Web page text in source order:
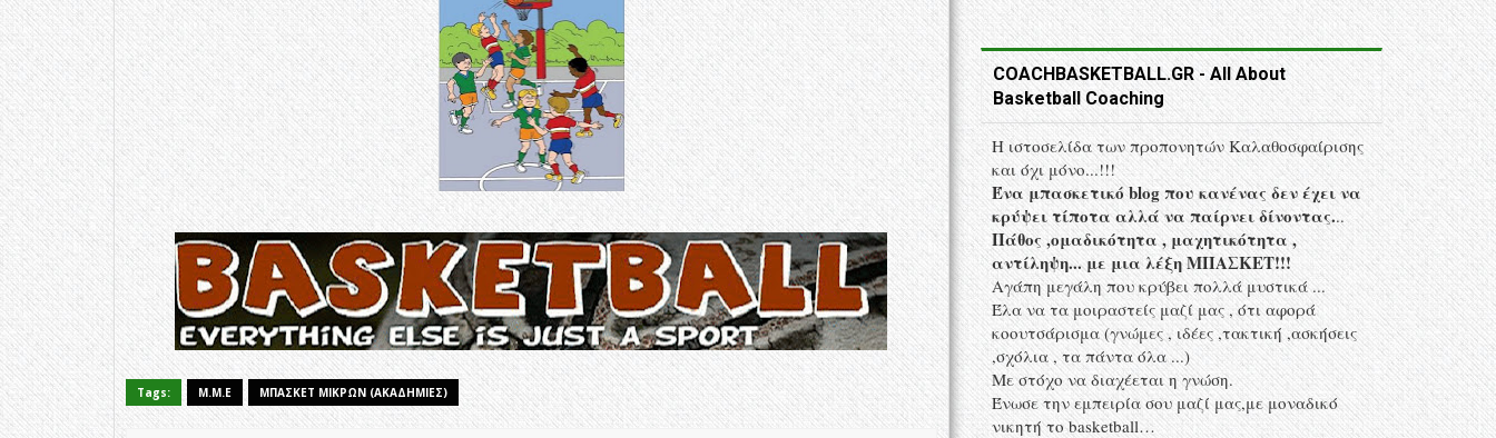
Tags: Μ.Μ.Ε ΜΠΑΣΚΕΤ ΜΙΚΡΩΝ (ΑΚΑΔΗΜΙΕΣ)
COACHBASKETBALL.GR - All About
Basketball Coaching
Η ιστοσελίδα των προπονητών Kαλαθοσφαίρισης
και όχι μόνο...!!!
Ένα μπασκετικό blog που κανένας δεν έχει να
κρύψει τίποτα αλλά να παίρνει δίνοντας...
Πάθος ,ομαδικότητα , μαχητικότητα ,
αντίληψη... με μια λέξη MΠΑΣΚΕΤ!!!
Αγάπη μεγάλη που κρύβει πολλά μυστικά ...
Έλα να τα μοιραστείς μαζί μας , ότι αφορά
κοουτσάρισμα (γνώμες , ιδέες ,τακτική ,ασκήσεις
,σχόλια , τα πάντα όλα ...)
Με στόχο να διαχέεται η γνώση.
Ένωσε την εμπειρία σου μαζί μας,με μοναδικό
νικητή το basketball…